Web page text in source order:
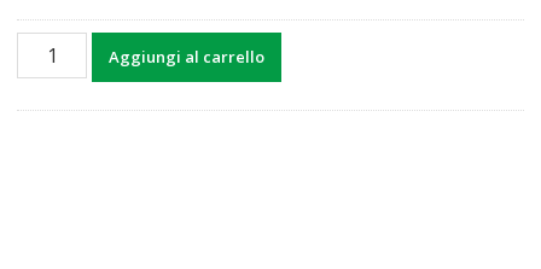
Batteria
Aggiungi al carrello